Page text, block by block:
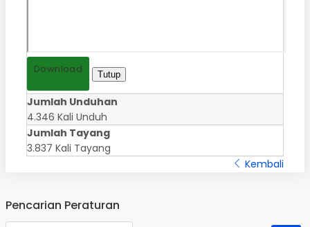
Download Tutup
Jumlah Unduhan
4.346 Kali Unduh
Jumlah Tayang
3.837 Kali Tayang
Kembali
Pencarian Peraturan